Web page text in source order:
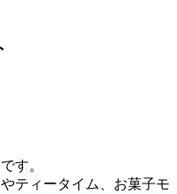
す。
ティータイム、お菓子モ